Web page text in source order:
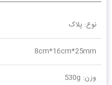
نوع: پلاک
8cm*16cm*25mm
وزن: 530g